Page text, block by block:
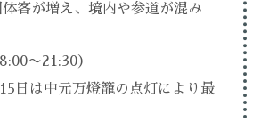
客が増え、境内や参道が混み
〜21:30）
日は中元万燈籠の点灯により最